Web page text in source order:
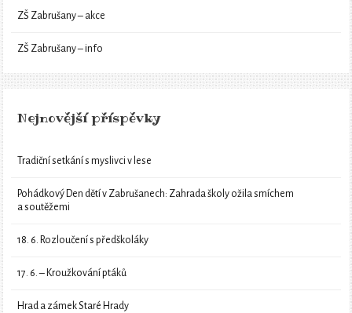
ZŠ Zabrušany – akce
ZŠ Zabrušany – info
Nejnovější příspěvky
Tradiční setkání s myslivci v lese
Pohádkový Den dětí v Zabrušanech: Zahrada školy ožila smíchem
a soutěžemi
18. 6. Rozloučení s předškoláky
17. 6. – Kroužkování ptáků
Hrad a zámek Staré Hrady